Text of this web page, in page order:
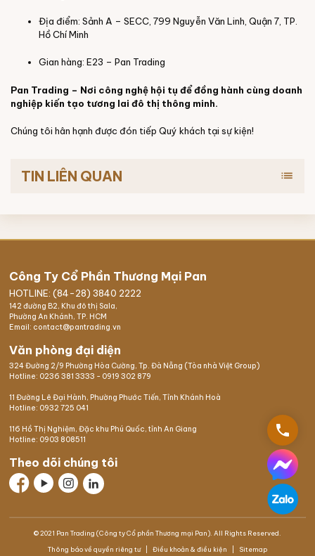
Địa điểm: Sảnh A – SECC, 799 Nguyễn Văn Linh, Quận 7, TP.
Hồ Chí Minh
Gian hàng: E23 – Pan Trading
Pan Trading – Nơi công nghệ hội tụ để đồng hành cùng doanh
nghiệp kiến tạo tương lai đô thị thông minh.
Chúng tôi hân hạnh được đón tiếp Quý khách tại sự kiện!
TIN LIÊN QUAN list
Công Ty Cổ Phần Thương Mại Pan
HOTLINE: (84-28) 3840 2222
142 đường B2, Khu đô thị Sala,
Phường An Khánh, TP. HCM
Email: contact@pantrading.vn
Văn phòng đại diện
324 Đường 2/9 Phường Hòa Cường, Tp. Đà Nẵng (Tòa nhà Việt Group)
Hotline: 0236 381 3333 - 0919 302 879
11 Đường Lê Đại Hành, Phường Phước Tiến, Tỉnh Khánh Hoà
Hotline: 0932 725 041
116 Hồ Thị Nghiệm, Đặc khu Phú Quốc, tỉnh An Giang
Hotline: 0903 808511
Theo dõi chúng tôi
© 2021 Pan Trading (Công ty Cổ phần Thương mại Pan). All Rights Reserved.
Thông báo về quyền riêng tư Điều khoản & điều kiện Sitemap
phone